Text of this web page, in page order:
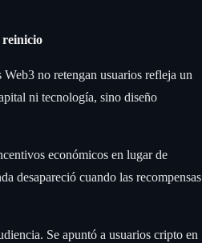
reinicio
no retengan usuarios refleja un
ni tecnología, sino diseño
económicos en lugar de
desapareció cuando las recompensas
Se apuntó a usuarios cripto en